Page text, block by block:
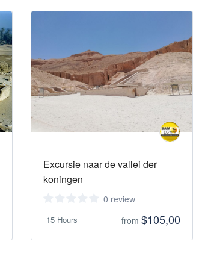
Excursie naar de vallei der
koningen
0 review
15 Hours from $105,00